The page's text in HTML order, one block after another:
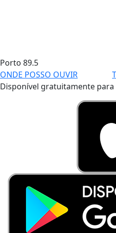
Porto 89.5
ONDE POSSO OUVIR
Disponível gratuitamente